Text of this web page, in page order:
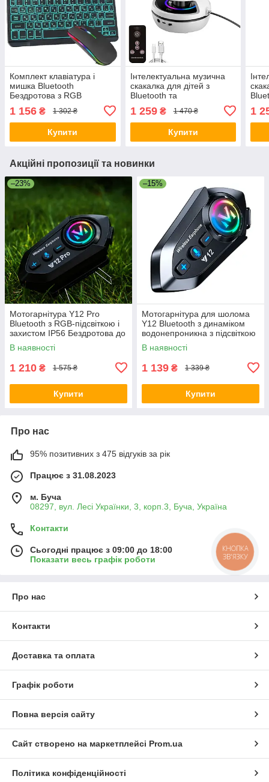
Комплект клавіатура і
мишка Bluetooth
Бездротова з RGB
підсвіткою Універсальна
25х15см Чорний
1 156 ₴ 1 302 ₴
Купити
Інтелектуальна музична
скакалка для дітей з
Bluetooth та
регулюванням швидкості
Білий
1 259₴ 1 470 ₴
Купити
1
Акційні пропозиції та новинки
–23%
Мотогарнітура Y12 Pro
Bluetooth з RGB-підсвіткою і
захистом IP56 Бездротова до
500 метрів
В наявності
1 210 ₴ 1 575 ₴
Купити
–15%
Мотогарнітура для шолома
Y12 Bluetooth з динаміком
водонепроникна з підсвіткою
В наявності
1 139 ₴ 1 339 ₴
Купити
Про нас
95% позитивних з 475 відгуків за рік
Працює з 31.08.2023
м. Буча
08297, вул. Лесі Українки, 3, корп.3, Буча, Україна
Контакти
Сьогодні працює з 09:00 до 18:00
Показати весь графік роботи
Про нас
Контакти
Доставка та оплата
Графік роботи
Повна версія сайту
Сайт створено на маркетплейсі Prom.ua
Політика конфіденційності
КНОПКА
ЗВ'ЯЗКУ